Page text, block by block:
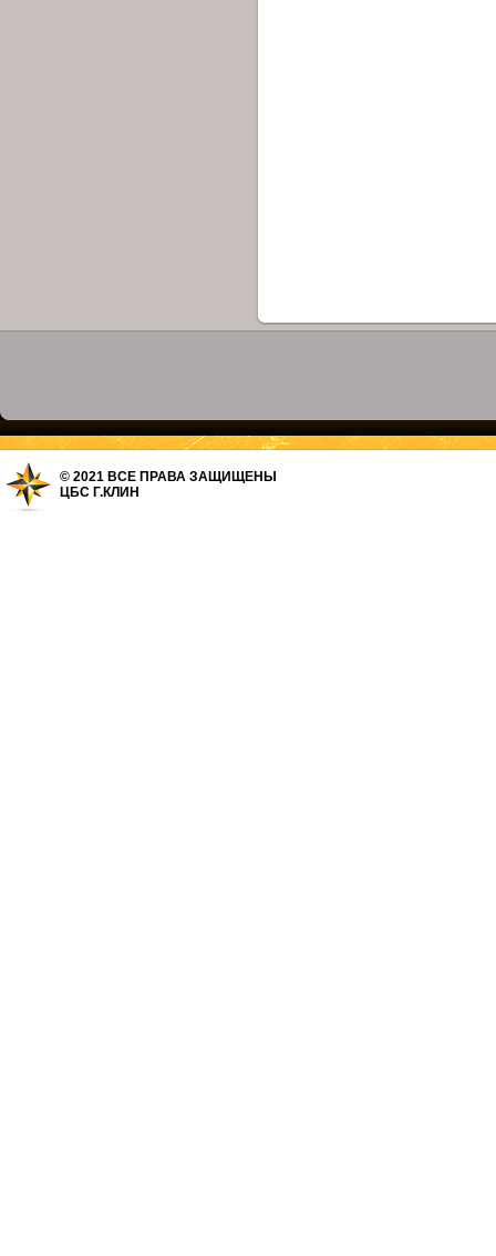
© 2021 ВСЕ ПРАВА ЗАЩИЩЕНЫ
ЦБС Г.КЛИН